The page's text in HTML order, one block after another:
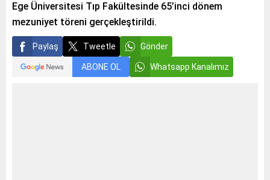
Ege Üniversitesi Tıp Fakültesinde 65’inci dönem
mezuniyet töreni gerçekleştirildi.
Paylaş Tweetle Gönder
ABONE OL Whatsapp Kanalımız